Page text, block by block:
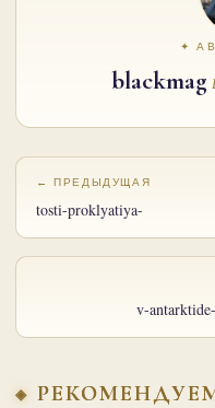
✦
blackmag
← ПРЕДЫДУЩАЯ
tosti-proklyatiya-
v-